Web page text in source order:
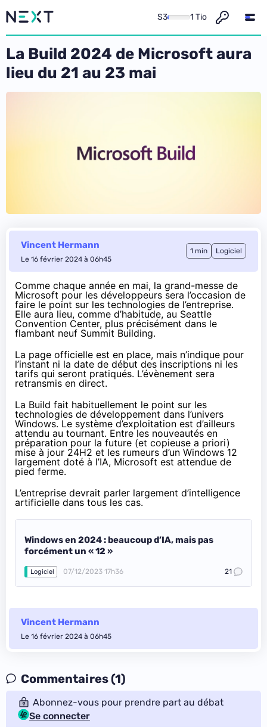
S3 1 Tio
La Build 2024 de Microsoft aura
lieu du 21 au 23 mai
Vincent Hermann
Le 16 février 2024 à 06h45
1 min Logiciel
Comme chaque année en mai, la grand-messe de
Microsoft pour les développeurs sera l’occasion de
faire le point sur les technologies de l’entreprise.
Elle aura lieu, comme d’habitude, au Seattle
Convention Center, plus précisément dans le
flambant neuf Summit Building.
La page officielle est en place, mais n’indique pour
l’instant ni la date de début des inscriptions ni les
tarifs qui seront pratiqués. L’évènement sera
retransmis en direct.
La Build fait habituellement le point sur les
technologies de développement dans l’univers
Windows. Le système d’exploitation est d’ailleurs
attendu au tournant. Entre les nouveautés en
préparation pour la future (et copieuse a priori)
mise à jour 24H2 et les rumeurs d’un Windows 12
largement doté à l’IA, Microsoft est attendue de
pied ferme.
L’entreprise devrait parler largement d’intelligence
artificielle dans tous les cas.
Windows en 2024 : beaucoup d’IA, mais pas
forcément un « 12 »
Logiciel 07/12/2023 17h36 21
Vincent Hermann
Le 16 février 2024 à 06h45
Commentaires (1)
Abonnez-vous pour prendre part au débat
Se connecter